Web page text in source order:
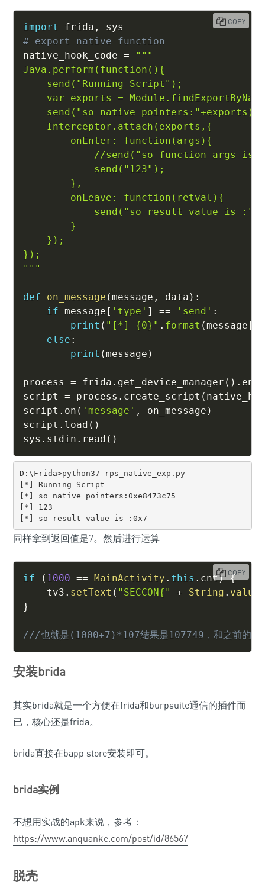
import frida ,
# export native function
native_hook_code =
"""
Java.perform(function(){
    send("Running Script");
var exports =
    send("so native pointers:"+exports);
    Interceptor.attach(exports,{
        onEnter: function(args){
//send("so function args
            send("123");
        },
        onLeave: function(retval){
send("so result value is
        }
    });
});
"""
def on_message (message , data ) :
if message [ 'type' ] == 'send' :
print ( "[*] {0}" . format (message [
else :
print (message )
process = frida . get_device_manager ( ) .
script = process . create_script (
script . on ( 'message' , on_message )
script . load ( )
sys . stdin . read ( )
COPY
D:\Frida>python37 rps_native_exp.py
[*] Running Script
[*] so native pointers:0xe8473c75
[*] 123
[*] so result value is :0x7
同样拿到返回值是7。然后进行运算
if ( 1000 == MainActivity . this . cnt) {
    tv3
. setText ( "SECCON{" + String .
}
///也就是(1000+7)*107结果是107749，和之前的结
COPY
安装brida
其实brida就是一个方便在frida和burpsuite通信的插件而
已，核心还是frida。
brida直接在bapp store安装即可。
brida实例
不想用实战的apk来说，参考：
https://www.anquanke.com/post/id/86567
脱壳